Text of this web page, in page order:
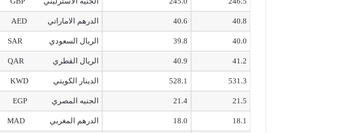
40.8
40.6 الدرهم الاماراتي AED
40.0
39.8 الريال السعودي SAR
41.2
40.9 الريال القطري QAR
531.3
528.1 الدينار الكويتي KWD
21.5
21.4 الجنيه المصري EGP
18.1
18.0 الدرهم المغربي MAD